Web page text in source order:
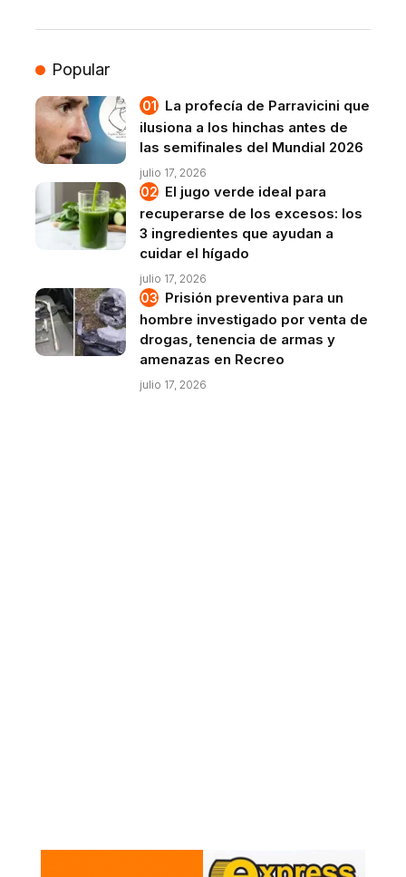
Popular
La profecía de Parravicini que
ilusiona a los hinchas antes de
las semifinales del Mundial 2026
julio 17, 2026
El jugo verde ideal para
recuperarse de los excesos: los
3 ingredientes que ayudan a
cuidar el hígado
julio 17, 2026
Prisión preventiva para un
hombre investigado por venta de
drogas, tenencia de armas y
amenazas en Recreo
julio 17, 2026